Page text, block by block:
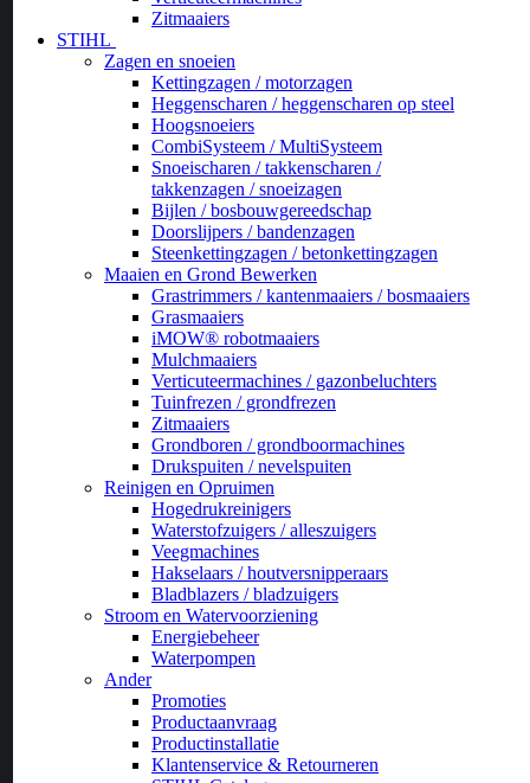
Zitmaaiers
STIHL
Zagen en snoeien
Kettingzagen / motorzagen
Heggenscharen / heggenscharen op steel
Hoogsnoeiers
CombiSysteem / MultiSysteem
Snoeischaren / takkenscharen /
takkenzagen / snoeizagen
Bijlen / bosbouwgereedschap
Doorslijpers / bandenzagen
Steenkettingzagen / betonkettingzagen
Maaien en Grond Bewerken
Grastrimmers / kantenmaaiers / bosmaaiers
Grasmaaiers
iMOW® robotmaaiers
Mulchmaaiers
Verticuteermachines / gazonbeluchters
Tuinfrezen / grondfrezen
Zitmaaiers
Grondboren / grondboormachines
Drukspuiten / nevelspuiten
Reinigen en Opruimen
Hogedrukreinigers
Waterstofzuigers / alleszuigers
Veegmachines
Hakselaars / houtversnipperaars
Bladblazers / bladzuigers
Stroom en Watervoorziening
Energiebeheer
Waterpompen
Ander
Promoties
Productaanvraag
Productinstallatie
Klantenservice & Retourneren